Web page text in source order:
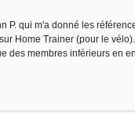
qui m'a donné les
Home Trainer (pour le
des membres inférieurs en